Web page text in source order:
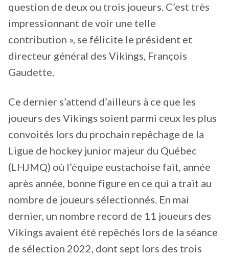
question de deux ou trois joueurs. C’est très
impressionnant de voir une telle
contribution », se félicite le président et
directeur général des Vikings, François
Gaudette.
Ce dernier s’attend d’ailleurs à ce que les
joueurs des Vikings soient parmi ceux les plus
convoités lors du prochain repêchage de la
Ligue de hockey junior majeur du Québec
(LHJMQ) où l’équipe eustachoise fait, année
après année, bonne figure en ce qui a trait au
nombre de joueurs sélectionnés. En mai
dernier, un nombre record de 11 joueurs des
Vikings avaient été repêchés lors de la séance
de sélection 2022, dont sept lors des trois